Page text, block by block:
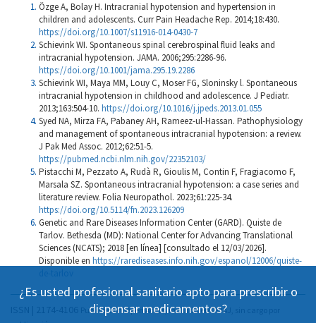
Özge A, Bolay H. Intracranial hypotension and hypertension in
children and adolescents. Curr Pain Headache Rep. 2014;18:430.
https://doi.org/10.1007/s11916-014-0430-7
Schievink WI. Spontaneous spinal cerebrospinal fluid leaks and
intracranial hypotension. JAMA. 2006;295:2286-96.
https://doi.org/10.1001/jama.295.19.2286
Schievink WI, Maya MM, Louy C, Moser FG, Sloninsky l. Spontaneous
intracranial hypotension in childhood and adolescence. J Pediatr.
2013;163:504-10. https://doi.org/10.1016/j.jpeds.2013.01.055
Syed NA, Mirza FA, Pabaney AH, Rameez-ul-Hassan. Pathophysiology
and management of spontaneous intracranial hypotension: a review.
J Pak Med Assoc. 2012;62:51-5.
https://pubmed.ncbi.nlm.nih.gov/22352103/
Pistacchi M, Pezzato A, Rudà R, Gioulis M, Contin F, Fragiacomo F,
Marsala SZ. Spontaneous intracranial hypotension: a case series and
literature review. Folia Neuropathol. 2023;61:225-34.
https://doi.org/10.5114/fn.2023.126209
Genetic and Rare Diseases Information Center (GARD). Quiste de
Tarlov. Bethesda (MD): National Center for Advancing Translational
Sciences (NCATS); 2018 [en línea] [consultado el 12/03/2026].
Disponible en https://rarediseases.info.nih.gov/espanol/12006/quiste-
¿Es usted profesional sanitario apto para prescribir o
dispensar medicamentos?
Publicación Open Acess, incluida en DOAJ, sin cargo por